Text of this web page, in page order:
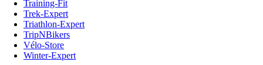
Training-Fit
Trek-Expert
Triathlon-Expert
TripNBikers
Vélo-Store
Winter-Expert